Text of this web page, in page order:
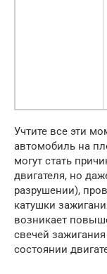
Учтите все эти
автомобиль на
могут стать
двигателя, но
разрушении),
катушки
возникает
свечей
состоянии